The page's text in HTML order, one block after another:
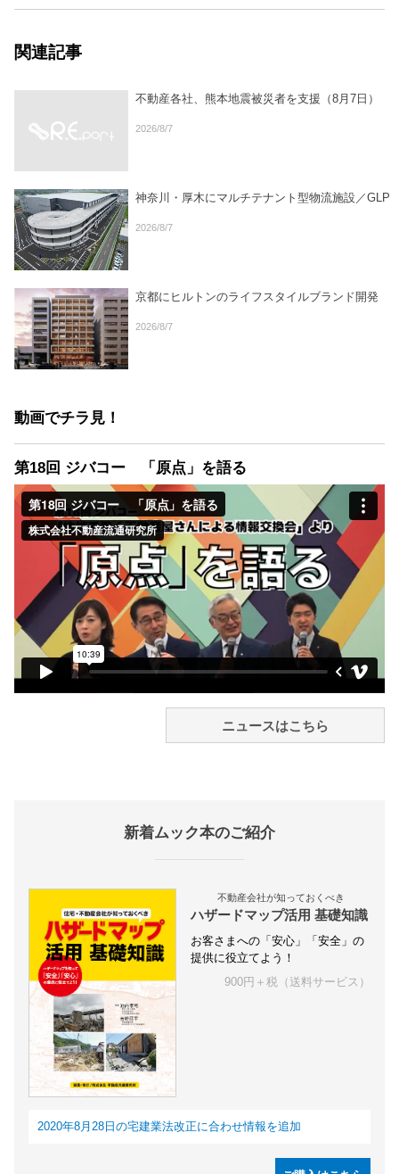
関連記事
不動産各社、熊本地震被災者を支援（8月7日）
2026/8/7
神奈川・厚木にマルチテナント型物流施設／GLP
2026/8/7
京都にヒルトンのライフスタイルブランド開発
2026/8/7
動画でチラ見！
第18回 ジバコー 「原点」を語る
ニュースはこちら
新着ムック本のご紹介
不動産会社が知っておくべき
ハザードマップ活用 基礎知識
お客さまへの「安心」「安全」の
提供に役立てよう！
900円＋税（送料サービス）
2020年8月28日の宅建業法改正に合わせ情報を追加